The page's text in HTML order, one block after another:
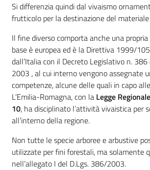
Newsletter
Seguici
su
Si differenzia quindi dal vivaismo
frutticolo per la destinazione del
Il fine diverso comporta anche una
base è europea ed è la Direttiva 1999/
dall’Italia con il Decreto Legislativo n.
2003 , al cui interno vengono assegnate
competenze, alcune delle quali in capo
L’Emilia-Romagna, con la Legge
10, ha disciplinato l’attività vivaistica per
all’interno della regione.
Non tutte le specie arboree e arbustive
utilizzate per fini forestali, ma solamente
nell’allegato I del D.Lgs. 386/2003.